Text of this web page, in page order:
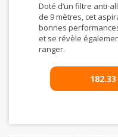
Doté d’un filtre anti-
de 9 mètres, cet
bonnes
et se révèle
ranger.
182.33